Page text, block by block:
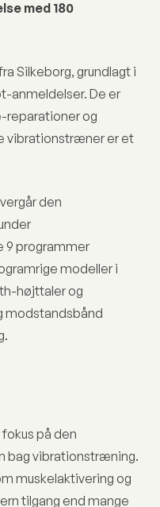
med 180
Silkeborg, grundlagt i
anmeldelser. De er
og
vibrationstræner er et
den
9 programmer
modeller i
højttaler og
modstandsbånd
på den
bag vibrationstræning.
muskelaktivering og
tilgang end mange